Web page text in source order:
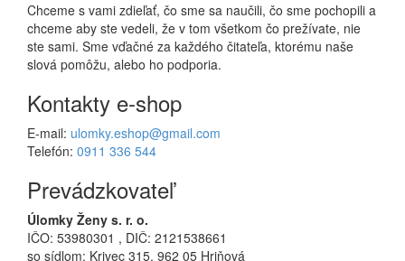
Chceme s vami zdieľať, čo sme sa naučili, čo sme pochopili a
chceme aby ste vedeli, že v tom všetkom čo prežívate, nie
ste sami. Sme vďačné za každého čitateľa, ktorému naše
slová pomôžu, alebo ho podporia.
Kontakty e-shop
E-mail: ulomky.eshop@gmail.com
Telefón: 0911 336 544
Prevádzkovateľ
Úlomky Ženy s. r. o.
IČO: 53980301 , DIČ: 2121538661
so sídlom: Krivec 315, 962 05 Hriňová